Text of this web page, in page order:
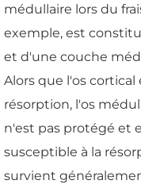
médullaire lors du
exemple, est
et d'une couche
Alors que l'os
résorption, l'os
n'est pas protégé et
susceptible à la
survient